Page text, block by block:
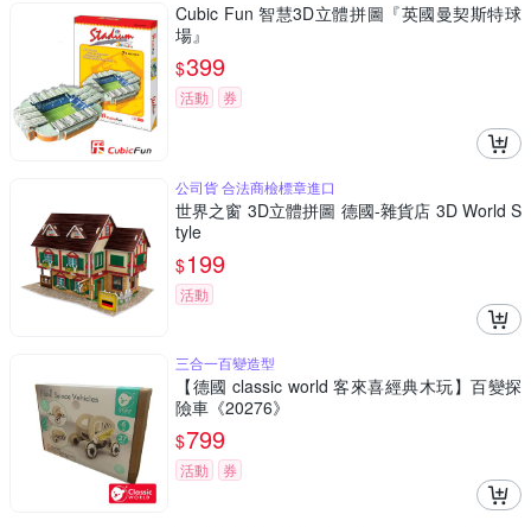
Cubic Fun 智慧3D立體拼圖『英國曼契斯特球
場』
$399
活動 券
公司貨 合法商檢標章進口
世界之窗 3D立體拼圖 德國-雜貨店 3D World S
tyle
$199
活動
三合一百變造型
【德國 classic world 客來喜經典木玩】百變探
險車《20276》
$799
活動 券